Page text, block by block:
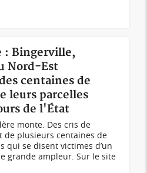
: Bingerville,
Nord-Est
centaines de
leurs parcelles
de l'État
monte. Des cris de
de plusieurs centaines de
qui se disent victimes d’un
grande ampleur. Sur le site